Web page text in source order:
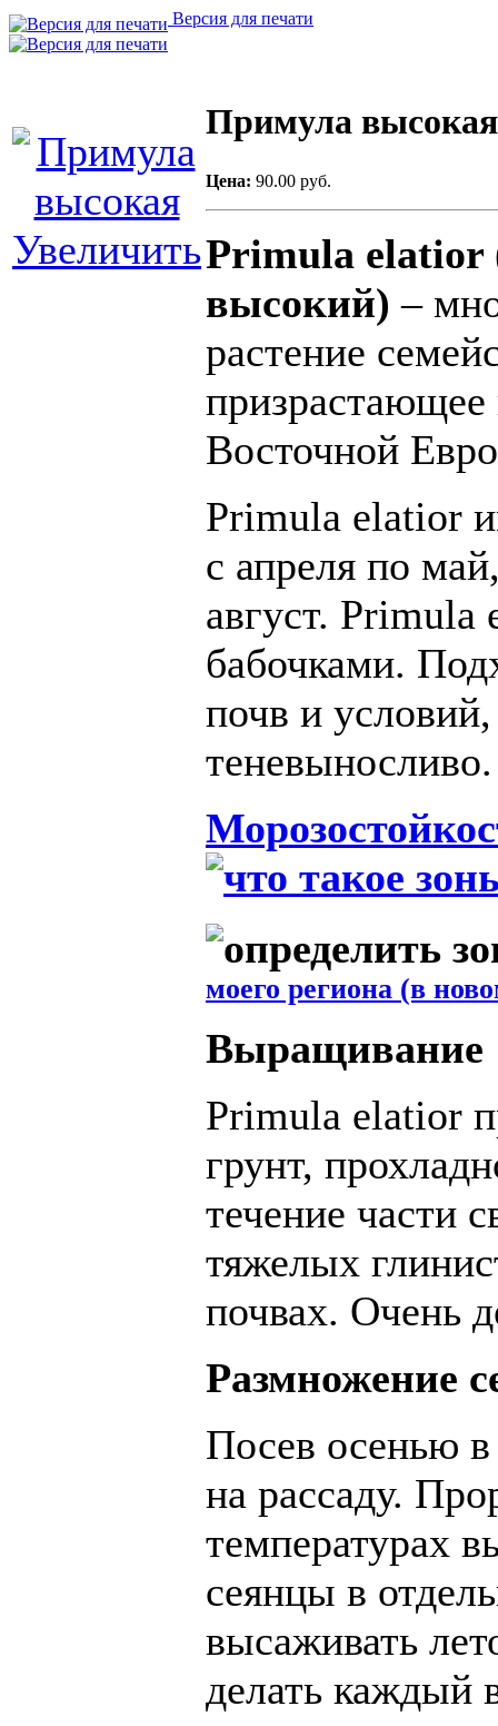
Версия для печати
Увеличить
Примула высокая
Цена: 90.00 руб.
Primula elatior
высокий) –
растение
призрастающее
Восточной
Primula elatior
с апреля по
август.
бабочками.
почв и
теневыносливо.
моего региона (в
Выращивание
Primula elatior
грунт,
течение части
тяжелых
почвах. Очень
Размножение
Посев осенью
на рассаду.
температурах
сеянцы в
высаживать
делать каждый